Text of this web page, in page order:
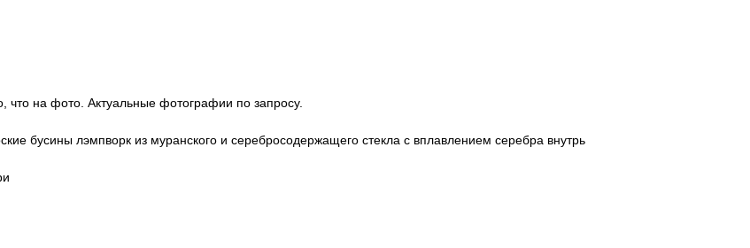
что на фото. Актуальные фотографии по запросу.
бусины лэмпворк из муранского и серебросодержащего стекла с вплавлением серебра внутрь